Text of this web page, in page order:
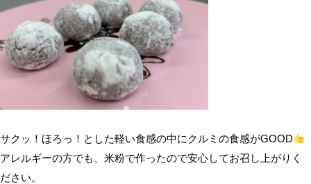
サクッ！ほろっ！とした軽い食感の中にクルミの食感がGOOD
アレルギーの方でも、米粉で作ったので安心してお召し上がりく
ださい。